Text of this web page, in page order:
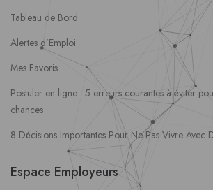
Tableau de Bord
Alertes d’Emploi
Mes Favoris
Postuler en ligne : 5 erreurs courantes à éviter
chances
8 Décisions Importantes Pour Ne Pas Vivre Avec
Espace Employeurs